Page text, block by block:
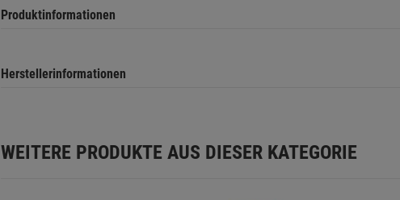
Produktinformationen
Herstellerinformationen
WEITERE PRODUKTE AUS DIESER KATEGORIE